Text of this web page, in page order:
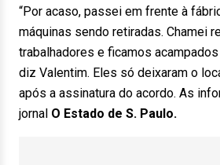
“Por acaso, passei em frente à
máquinas sendo retiradas. Chamei
trabalhadores e ficamos acampados
diz Valentim. Eles só deixaram o
após a assinatura do acordo. As
jornal O Estado de S. Paulo.